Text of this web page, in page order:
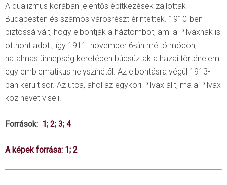
A dualizmus korában jelentős építkezések zajlottak
Budapesten és számos városrészt érintettek. 1910-ben
biztossá vált, hogy elbontják a háztömböt, ami a Pilvaxnak is
otthont adott, így 1911. november 6-án méltó módon,
hatalmas ünnepség keretében búcsúztak a hazai történelem
egy emblematikus helyszínétől. Az elbontásra végül 1913-
ban került sor. Az utca, ahol az egykori Pilvax állt, ma a Pilvax
köz nevet viseli.
Források: 1 ; 2; 3; 4
A képek forrása: 1 ; 2